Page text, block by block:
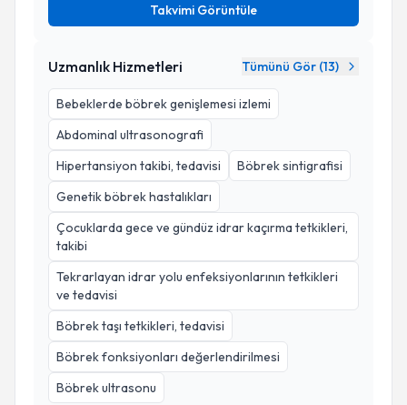
Takvimi Görüntüle
Uzmanlık Hizmetleri Tümünü Gör (13)
Bebeklerde böbrek genişlemesi izlemi
Abdominal ultrasonografi
Hipertansiyon takibi, tedavisi
Böbrek sintigrafisi
Genetik böbrek hastalıkları
Çocuklarda gece ve gündüz idrar kaçırma tetkikleri,
takibi
Tekrarlayan idrar yolu enfeksiyonlarının tetkikleri
ve tedavisi
Böbrek taşı tetkikleri, tedavisi
Böbrek fonksiyonları değerlendirilmesi
Böbrek ultrasonu